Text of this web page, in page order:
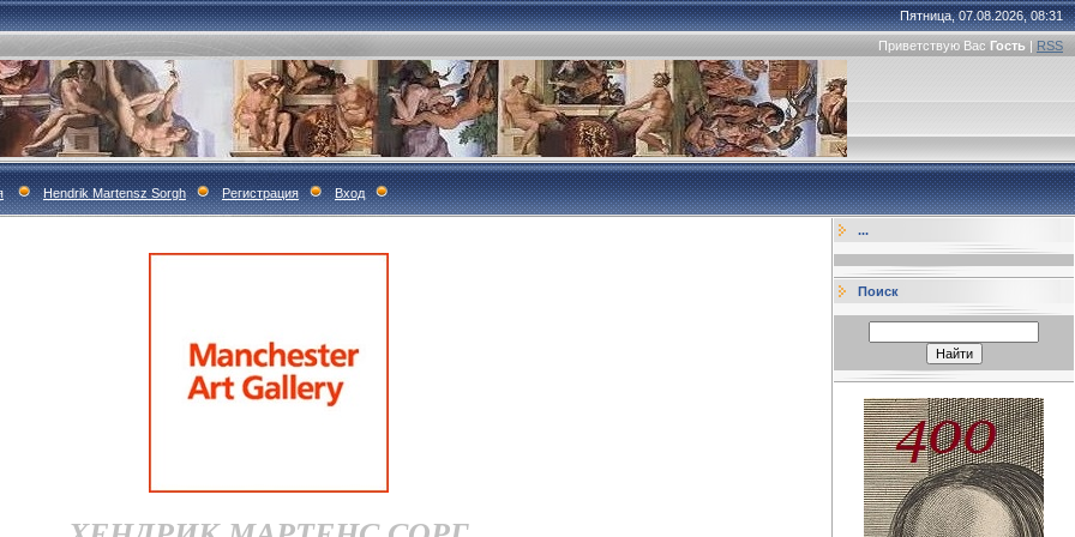
Пятница, 07.08.2026, 08:31
Приветствую Вас Гость | RSS
Hendrik Martensz Sorgh Регистрация Вход
...
Поиск